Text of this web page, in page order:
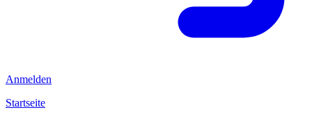
Anmelden
Startseite